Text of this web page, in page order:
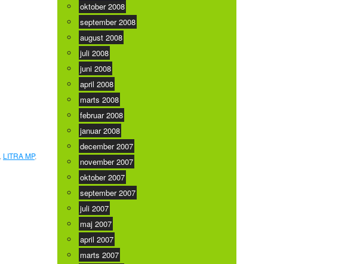
LITRA MP,
oktober 2008
september 2008
august 2008
juli 2008
juni 2008
april 2008
marts 2008
februar 2008
januar 2008
december 2007
november 2007
oktober 2007
september 2007
juli 2007
maj 2007
april 2007
marts 2007